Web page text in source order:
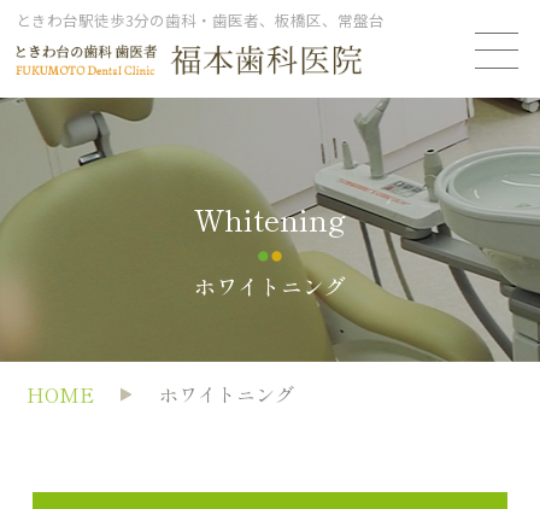
ときわ台駅徒歩3分の歯科・歯医者、板橋区、常盤台
whitening
ホワイトニング
HOME ホワイトニング